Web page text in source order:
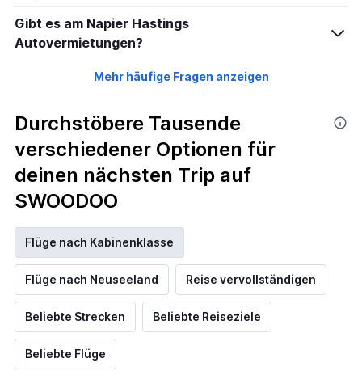
Gibt es am Napier Hastings
Autovermietungen?
Mehr häufige Fragen anzeigen
Durchstöbere Tausende
verschiedener Optionen für
deinen nächsten Trip auf
SWOODOO
Flüge nach Kabinenklasse
Flüge nach Neuseeland Reise vervollständigen
Beliebte Strecken Beliebte Reiseziele
Beliebte Flüge